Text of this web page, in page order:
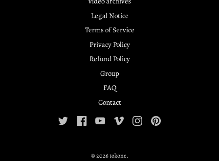
Legal Notice
Terms of Service
Privacy Policy
Refund Policy
Group
FAQ
Contact
© 2026tokone.